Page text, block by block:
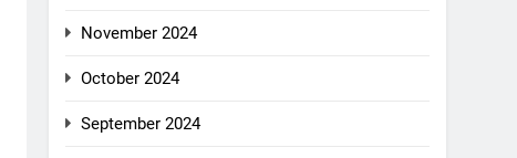
November 2024
October 2024
September 2024